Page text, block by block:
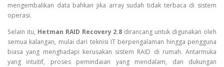
mengembalikan data bahkan jika array sudah tidak terbaca di sistem
operasi.
Selain itu, Hetman RAID Recovery 2.8 dirancang untuk digunakan oleh
semua kalangan, mulai dari teknisi IT berpengalaman hingga pengguna
biasa yang menghadapi kerusakan sistem RAID di rumah. Antarmuka
yang intuitif, proses pemindaian yang mendalam, dan dukungan